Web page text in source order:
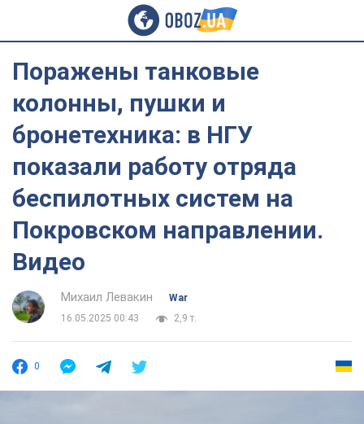
Поражены танковые
колонны, пушки и
бронетехника: в НГУ
показали работу отряда
беспилотных систем на
Покровском направлении.
Видео
Михаил Левакин
War
16.05.2025 00:43
2,9 т.
0